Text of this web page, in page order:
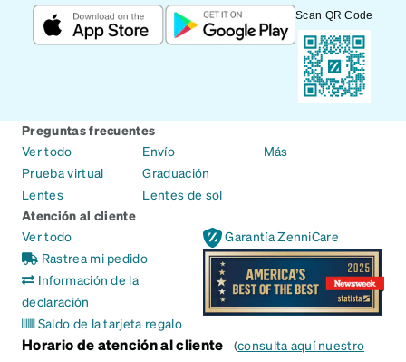
Scan QR Code
Preguntas frecuentes
Ver todo
Prueba virtual
Lentes
Envío
Graduación
Lentes de sol
Más
Atención al cliente
Ver todo
Rastrea mi pedido
Información de la
declaración
Saldo de la tarjeta regalo
Garantía ZenniCare
Horario de atención al cliente (consulta aquí nuestro